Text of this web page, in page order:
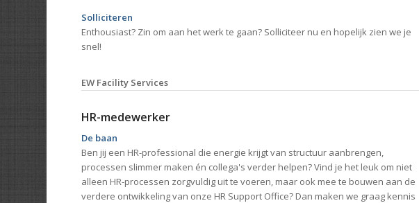
Solliciteren
Enthousiast? Zin om aan het werk te gaan? Solliciteer nu en hopelijk zien we je
snel!
EW Facility Services
HR-medewerker
De baan
Ben jij een HR-professional die energie krijgt van structuur aanbrengen,
processen slimmer maken én collega's verder helpen? Vind je het leuk om niet
alleen HR-processen zorgvuldig uit te voeren, maar ook mee te bouwen aan de
verdere ontwikkeling van onze HR Support Office? Dan maken we graag kennis